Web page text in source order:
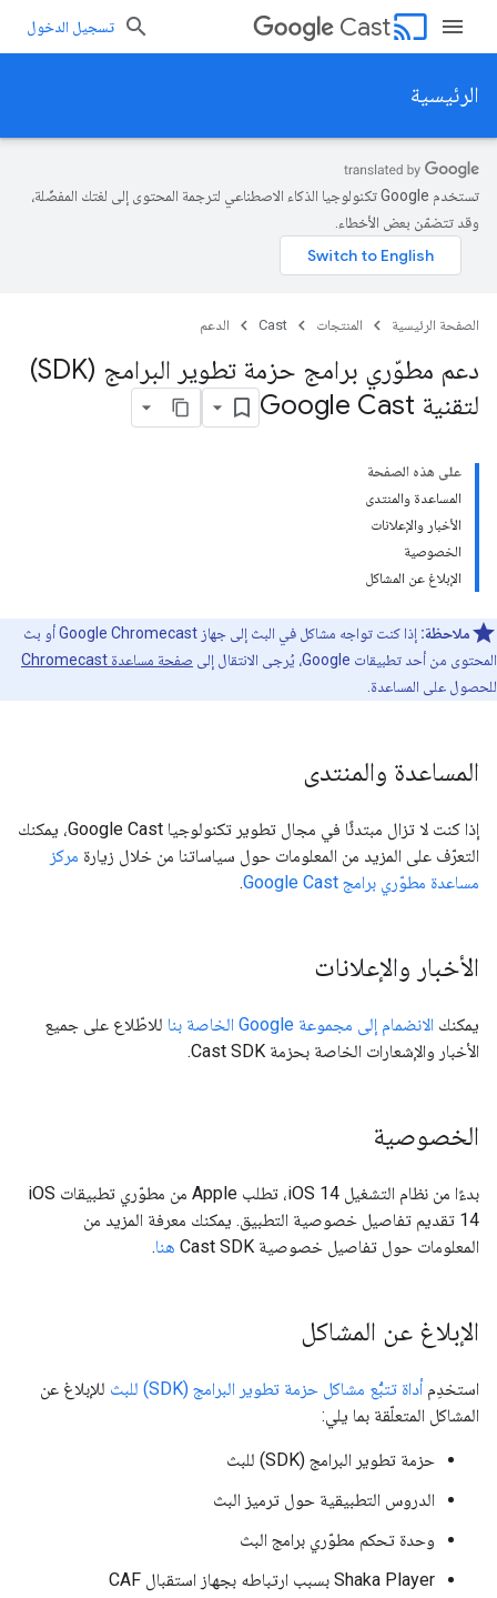
cast
Cast تسجيل الدخول
الرئيسية
تستخدم Google تكنولوجيا الذكاء الاصطناعي لترجمة المحتوى إلى لغتك المفضّلة،
وقد تتضمّن بعض الأخطاء.
الصفحة الرئيسية المنتجات Cast الدعم
دعم مطوّري برامج حزمة تطوير البرامج (SDK)
لتقنية Google Cast
على هذه الصفحة
المساعدة والمنتدى
الأخبار والإعلانات
الخصوصية
الإبلاغ عن المشاكل
ملاحظة:
إذا كنت تواجه مشاكل في البث إلى جهاز Google Chromecast أو بث
المحتوى من أحد تطبيقات Google، يُرجى الانتقال إلى
صفحة مساعدة Chromecast
للحصول على المساعدة.
المساعدة والمنتدى
إذا كنت لا تزال مبتدئًا في مجال تطوير تكنولوجيا Google Cast، يمكنك
التعرّف على المزيد من المعلومات حول سياساتنا من خلال زيارة مركز
مساعدة مطوّري برامج Google Cast
.
الأخبار والإعلانات
يمكنك الانضمام إلى مجموعة Google الخاصة بنا
للاطّلاع على جميع
الأخبار والإشعارات الخاصة بحزمة Cast SDK.
الخصوصية
بدءًا من نظام التشغيل iOS 14، تطلب Apple من مطوّري تطبيقات iOS
14 تقديم تفاصيل خصوصية التطبيق. يمكنك معرفة المزيد من
المعلومات حول تفاصيل خصوصية Cast SDK
هنا.
الإبلاغ عن المشاكل
استخدِمأداة تتبُّع مشاكل حزمة تطوير البرامج (SDK) للبث
للإبلاغ عن
المشاكل المتعلّقة بما يلي:
حزمة تطوير البرامج (SDK) للبث
الدروس التطبيقية حول ترميز البث
وحدة تحكم مطوّري برامج البث
Shaka Player بسبب ارتباطه بجهاز استقبال CAF